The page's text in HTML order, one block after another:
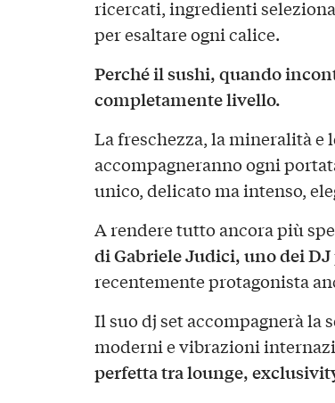
ricercati, ingredienti
per esaltare ogni calice.
Perché il sushi, quando
completamente livello.
La freschezza, la mineralità
accompagneranno ogni
unico, delicato ma intenso,
A rendere tutto ancora più
di Gabriele Judici, uno dei
recentemente protagonista
Il suo dj set accompagnerà la
moderni e vibrazioni
perfetta tra lounge,